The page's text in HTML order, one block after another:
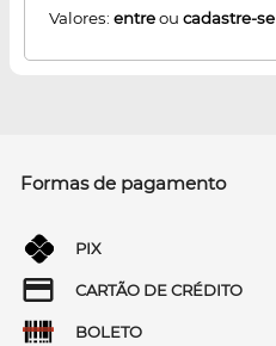
Valores: entreou cadastre-se
Formas de pagamento
PIX
CARTÃO DE CRÉDITO
BOLETO